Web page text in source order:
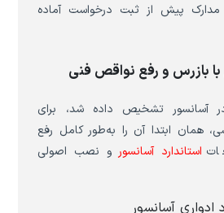
پیش از ثبت درخواست آماده
آسانسور تشخیص داده شد، برای
همان ابتدا آن را به‌طور کامل رفع
استاندارد آسانسورو نصب اصولی